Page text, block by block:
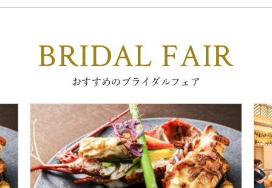
BRIDAL FAIR
おすすめのブライダルフェア